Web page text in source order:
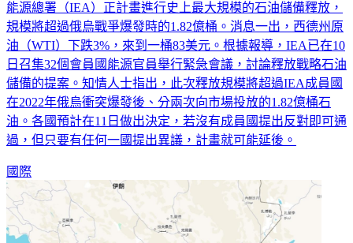
能源總署（IEA）正計畫進行史上最大規模的石油儲備釋放，
規模將超過俄烏戰爭爆發時的1.82億桶。消息一出，西德州原
油（WTI）下跌3%，來到一桶83美元。根據報導，IEA已在10
日召集32個會員國能源官員舉行緊急會議，討論釋放戰略石油
儲備的提案。知情人士指出，此次釋放規模將超過IEA成員國
在2022年俄烏衝突爆發後、分兩次向市場投放的1.82億桶石
油。各國預計在11日做出決定，若沒有成員國提出反對即可通
過，但只要有任何一國提出異議，計畫就可能延後。
國際